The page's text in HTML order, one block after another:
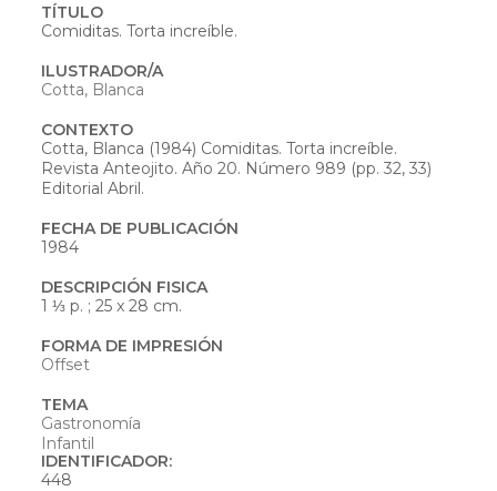
TÍTULO
Comiditas. Torta increíble.
ILUSTRADOR/A
Cotta, Blanca
CONTEXTO
Cotta, Blanca (1984) Comiditas. Torta increíble.
Revista Anteojito. Año 20. Número 989 (pp. 32, 33)
Editorial Abril.
FECHA DE PUBLICACIÓN
1984
DESCRIPCIÓN FISICA
1 ⅓ p. ; 25 x 28 cm.
FORMA DE IMPRESIÓN
Offset
TEMA
Gastronomía
Infantil
IDENTIFICADOR:
448